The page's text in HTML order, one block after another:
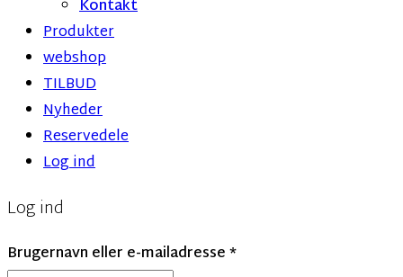
Kontakt
Produkter
webshop
TILBUD
Nyheder
Reservedele
Log ind
Log ind
Brugernavn eller e-mailadresse*Påkrævet